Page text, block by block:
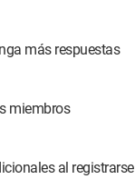
más respuestas
miembros
al registrarse